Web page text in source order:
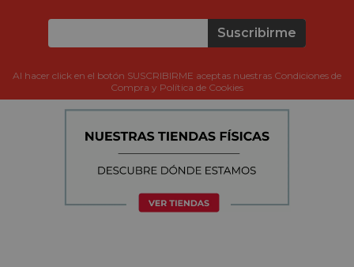
Suscribirme
Al hacer click en el botón SUSCRIBIRME aceptas nuestras Condiciones de
Compra y Política de Cookies